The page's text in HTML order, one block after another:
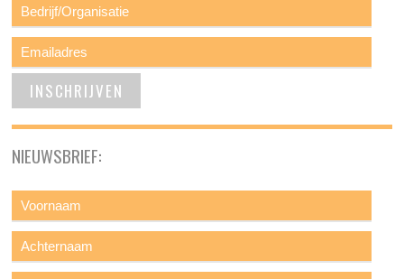
NIEUWSBRIEF: